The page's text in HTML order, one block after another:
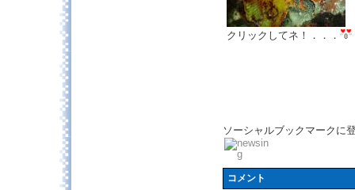
クリックしてネ！．．．
ソーシャルブックマークに
コメント